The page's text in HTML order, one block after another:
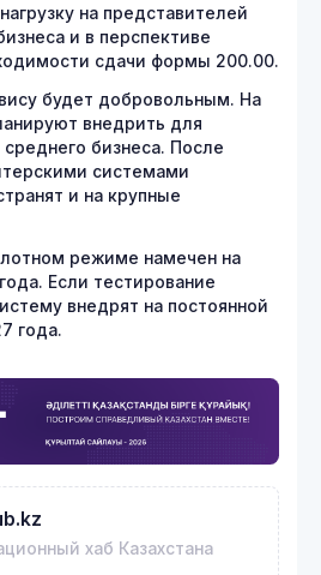
на представителей
и в перспективе
сдачи формы 200.00.
будет добровольным. На
внедрить для
бизнеса. После
системами
и на крупные
режиме намечен на
Если тестирование
внедрят на постоянной
года.
хаб Казахстана